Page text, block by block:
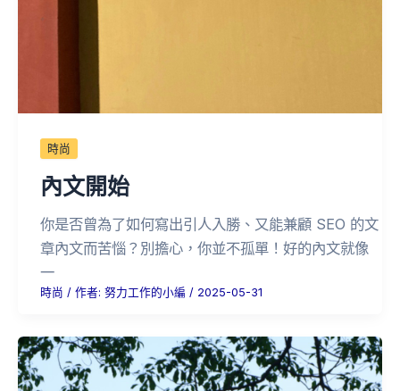
時尚
內文開始
你是否曾為了如何寫出引人入勝、又能兼顧 SEO 的文
章內文而苦惱？別擔心，你並不孤單！好的內文就像
一
時尚 / 作者: 努力工作的小編 / 2025-05-31